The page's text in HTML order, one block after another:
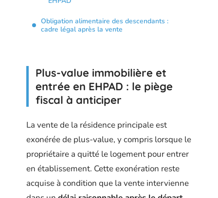
Obligation alimentaire des descendants :
cadre légal après la vente
Plus-value immobilière et
entrée en EHPAD : le piège
fiscal à anticiper
La vente de la résidence principale est
exonérée de plus-value, y compris lorsque le
propriétaire a quitté le logement pour entrer
en établissement. Cette exonération reste
acquise à condition que la vente intervienne